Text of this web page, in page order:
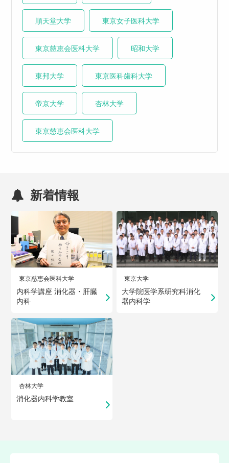
順天堂大学 東京女子医科大学
東京慈恵会医科大学 昭和大学
東邦大学 東京医科歯科大学
帝京大学 杏林大学
東京慈恵会医科大学
新着情報
東京慈恵会医科大学
内科学講座 消化器・肝臓
内科
東京大学
大学院医学系研究科消化
器内科学
杏林大学
消化器内科学教室